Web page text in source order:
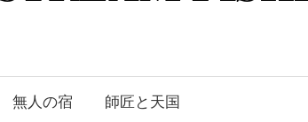
無人の宿 師匠と天国